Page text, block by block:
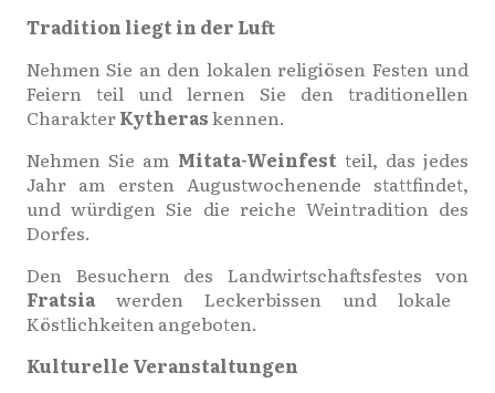
Tradition liegt in der Luft
Nehmen Sie an den lokalen religiösen Festen und
Feiern teil und lernen Sie den traditionellen
CharakterKytheraskennen.
Nehmen Sie am Mitata-Weinfestteil, das jedes
Jahr am ersten Augustwochenende stattfindet,
und würdigen Sie die reiche Weintradition des
Dorfes.
Den Besuchern des Landwirtschaftsfestes von
Fratsiawerden Leckerbissen und lokale
Köstlichkeiten angeboten.
Kulturelle Veranstaltungen